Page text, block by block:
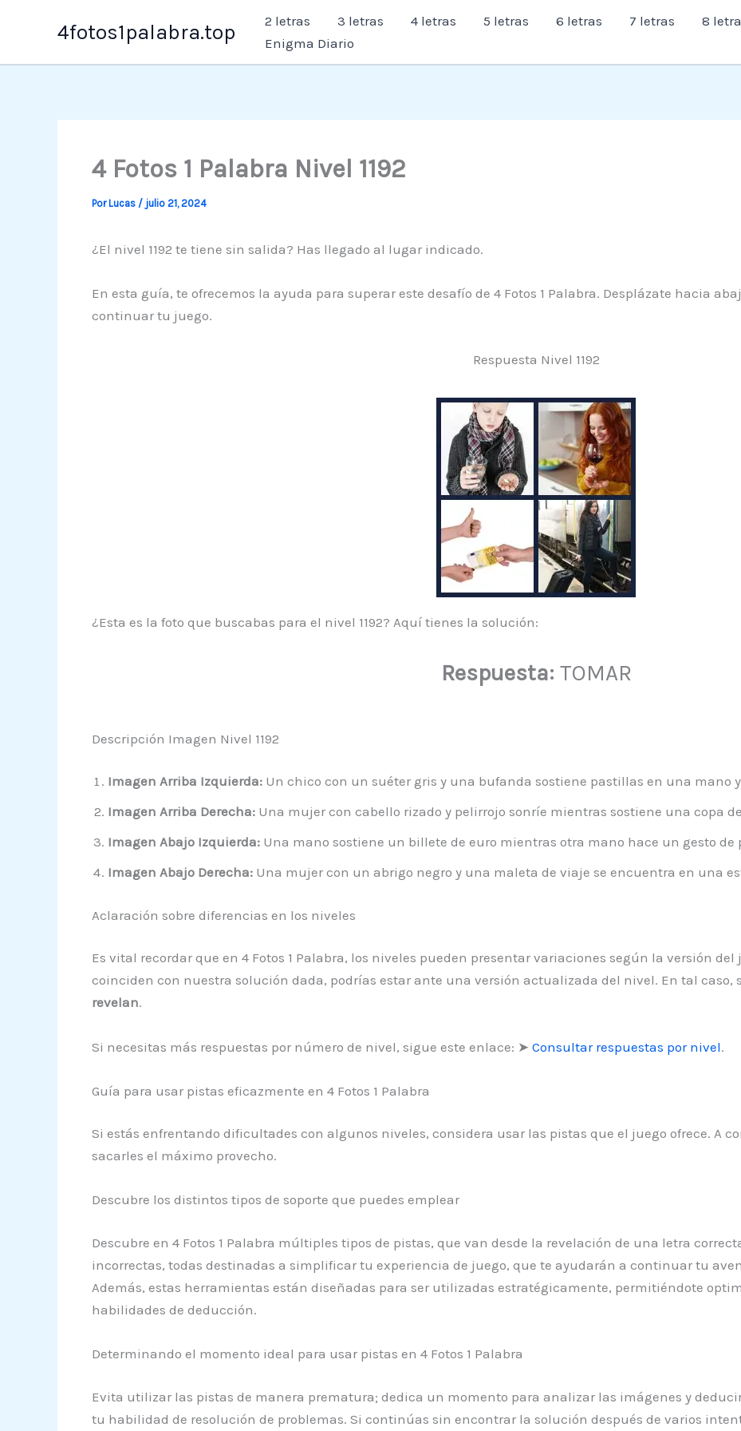
4fotos1palabra.top 2 letras 3 letras 4 letras 5 letras 6 letras 7 letras 8
Enigma Diario
4 Fotos 1 Palabra Nivel 1192
PorLucas / julio 21, 2024
¿El nivel 1192 te tiene sin salida? Has llegado al lugar indicado.
En esta guía, te ofrecemos la ayuda para superar este desafío de 4 Fotos 1 Palabra. Desplázate hacia
continuar tu juego.
Respuesta Nivel 1192
¿Esta es la foto que buscabas para el nivel 1192? Aquí tienes la solución:
Respuesta: TOMAR
Descripción Imagen Nivel 1192
Imagen Arriba Izquierda:Un chico con un suéter gris y una bufanda sostiene pastillas en una mano
Imagen Arriba Derecha:Una mujer con cabello rizado y pelirrojo sonríe mientras sostiene una copa
Imagen Abajo Izquierda:Una mano sostiene un billete de euro mientras otra mano hace un gesto de
Imagen Abajo Derecha:Una mujer con un abrigo negro y una maleta de viaje se encuentra en una
Aclaración sobre diferencias en los niveles
Es vital recordar que en 4 Fotos 1 Palabra, los niveles pueden presentar variaciones según la versión
coinciden con nuestra solución dada, podrías estar ante una versión actualizada del nivel. En tal caso,
revelan.
Si necesitas más respuestas por número de nivel, sigue este enlace: ➤ Consultar respuestas por nivel.
Guía para usar pistas eficazmente en 4 Fotos 1 Palabra
Si estás enfrentando dificultades con algunos niveles, considera usar las pistas que el juego ofrece. A
sacarles el máximo provecho.
Descubre los distintos tipos de soporte que puedes emplear
Descubre en 4 Fotos 1 Palabra múltiples tipos de pistas, que van desde la revelación de una letra
incorrectas, todas destinadas a simplificar tu experiencia de juego, que te ayudarán a continuar tu
Además, estas herramientas están diseñadas para ser utilizadas estratégicamente, permitiéndote
habilidades de deducción.
Determinando el momento ideal para usar pistas en 4 Fotos 1 Palabra
Evita utilizar las pistas de manera prematura; dedica un momento para analizar las imágenes y
tu habilidad de resolución de problemas. Si continúas sin encontrar la solución después de varios